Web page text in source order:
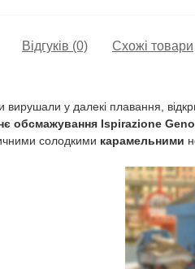
Відгуків (0) Схожі товари
у далекі плавання,
обсмажування Ispirazione
солодкими карамельними